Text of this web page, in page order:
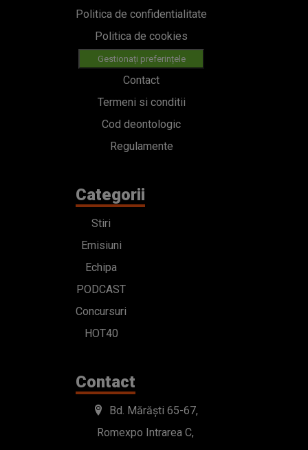
Politica de confidentialitate
Politica de cookies
Gestionați preferințele
Contact
Termeni si conditii
Cod deontologic
Regulamente
Categorii
Stiri
Emisiuni
Echipa
PODCAST
Concursuri
HOT40
Contact
Bd. Mărăști 65-67,
Romexpo Intrarea C,